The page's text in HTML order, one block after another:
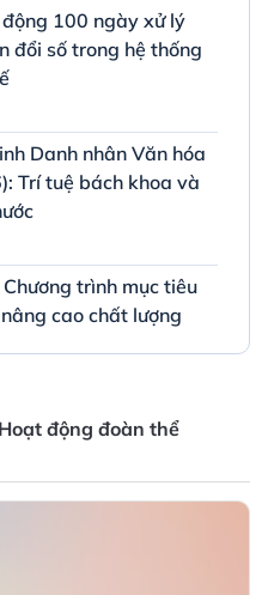
100 ngày xử lý
đổi số trong hệ thống
Danh nhân Văn hóa
Trí tuệ bách khoa và
trình mục tiêu
cao chất lượng
“Bình dân học vụ
quyết 57-NQ/TW
thành phố Huế
Hoạt động đoàn thể